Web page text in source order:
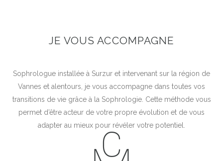
JE VOUS ACCOMPAGNE
Sophrologue installée à Surzur et intervenant sur la région de
Vannes et alentours, je vous accompagne dans toutes vos
transitions de vie grâce à la Sophrologie. Cette méthode vous
permet d’être acteur de votre propre évolution et de vous
adapter au mieux pour révéler votre potentiel.